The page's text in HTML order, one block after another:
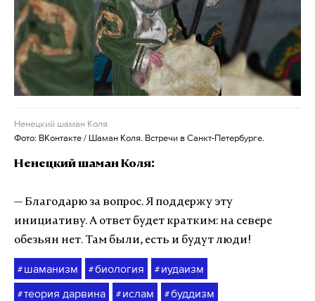
Ненецкий шаман Коля
Фото: ВКонтакте / Шаман Коля. Встречи в Санкт-Петербурге.
Ненецкий шаман Коля:
— Благодарю за вопрос. Я поддержу эту
инициативу. А ответ будет кратким: на севере
обезьян нет. Там были, есть и будут люди!
# шаманизм #биология # иудаизм
#теория дарвина # ислам #буддизм